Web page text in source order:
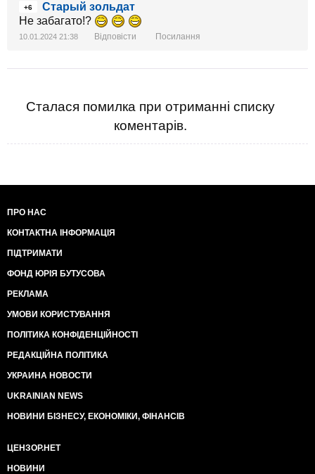
+6
Старый зольдат
Не забагато!?
10.01.2024 21:38 Відповісти Посилання
Сталася помилка при отриманні списку
коментарів.
ПРО НАС
КОНТАКТНА ІНФОРМАЦІЯ
ПІДТРИМАТИ
ФОНД ЮРІЯ БУТУСОВА
РЕКЛАМА
УМОВИ КОРИСТУВАННЯ
ПОЛІТИКА КОНФІДЕНЦІЙНОСТІ
РЕДАКЦІЙНА ПОЛІТИКА
УКРАИНА НОВОСТИ
UKRAINIAN NEWS
НОВИНИ БІЗНЕСУ, ЕКОНОМІКИ, ФІНАНСІВ
ЦЕНЗОР.НЕТ
НОВИНИ